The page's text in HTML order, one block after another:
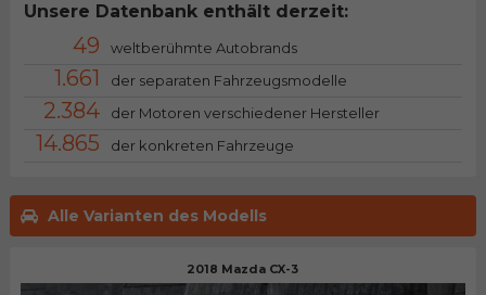
Alle Varianten des Modells
2018 Mazda CX-3
Unsere Datenbank enthält derzeit:
49 weltberühmte Autobrands
1.661 der separaten Fahrzeugsmodelle
2.384 der Motoren verschiedener Hersteller
14.865 der konkreten Fahrzeuge